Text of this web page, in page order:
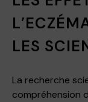
LES
La recherche
compréhension